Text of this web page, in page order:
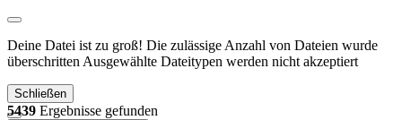
Deine Datei ist zu groß! Die zulässige Anzahl von Dateien wurde
überschritten Ausgewählte Dateitypen werden nicht akzeptiert
Schließen
5439 Ergebnisse gefunden